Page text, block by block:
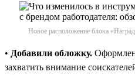
Новое расположение блока
• Добавили обложку.
захватить внимание